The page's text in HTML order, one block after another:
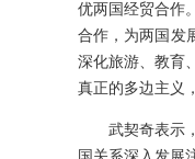
优两国经贸合作
合作，为两国发
深化旅游、教育
真正的多边主义
武契奇表示